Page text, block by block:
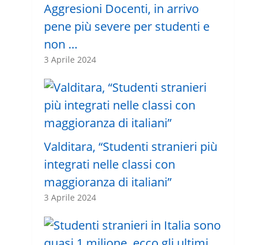
Aggresioni Docenti, in arrivo
pene più severe per studenti e
non …
3 Aprile 2024
Valditara, “Studenti stranieri più
integrati nelle classi con
maggioranza di italiani”
3 Aprile 2024